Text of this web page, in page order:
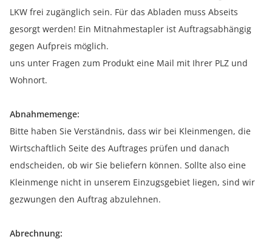
LKW frei zugänglich sein. Für das Abladen muss Abseits
gesorgt werden! Ein Mitnahmestapler ist Auftragsabhängig
gegen Aufpreis möglich.
uns unter Fragen zum Produkt eine Mail mit Ihrer PLZ und
Wohnort.
Abnahmemenge:
Bitte haben Sie Verständnis, dass wir bei Kleinmengen, die
Wirtschaftlich Seite des Auftrages prüfen und danach
endscheiden, ob wir Sie beliefern können. Sollte also eine
Kleinmenge nicht in unserem Einzugsgebiet liegen, sind wir
gezwungen den Auftrag abzulehnen.
Abrechnung: